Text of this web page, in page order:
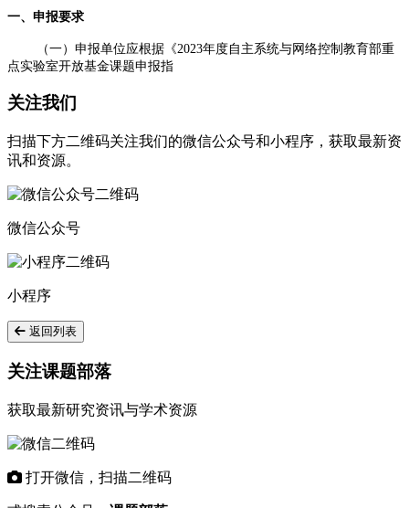
一、申报要求
（一）申报单位应根据《2023年度自主系统与网络控制教育部重
点实验室开放基金课题申报指
关注我们
扫描下方二维码关注我们的微信公众号和小程序，获取最新资
讯和资源。
微信公众号
小程序
返回列表
关注课题部落
获取最新研究资讯与学术资源
打开微信，扫描二维码